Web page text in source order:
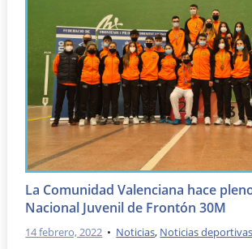
La Comunidad Valenciana hace
Nacional Juvenil de Frontón 30M
14 febrero, 2022 • Noticias, Noticias deportivas